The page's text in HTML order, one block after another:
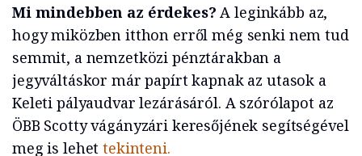
Mi mindebben az érdekes?A leginkább az,
hogy miközben itthon erről még senki nem tud
semmit, a nemzetközi pénztárakban a
jegyváltáskor már papírt kapnak az utasok a
Keleti pályaudvar lezárásáról. A szórólapot az
ÖBB Scotty vágányzári keresőjének segítségével
meg is lehettekinteni.